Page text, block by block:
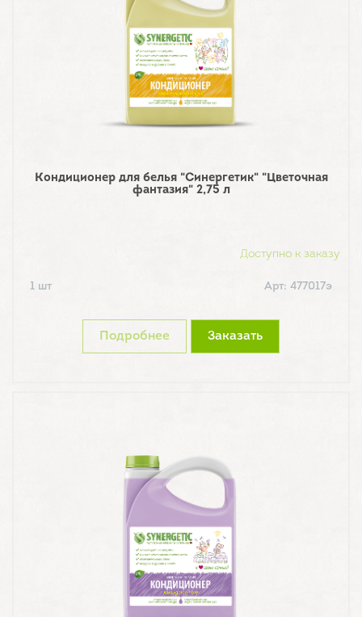
Кондиционер для белья "Синергетик" "Цветочная
фантазия" 2,75 л
Доступно к заказу
1 шт Арт: 477017э
Подробнее Заказать